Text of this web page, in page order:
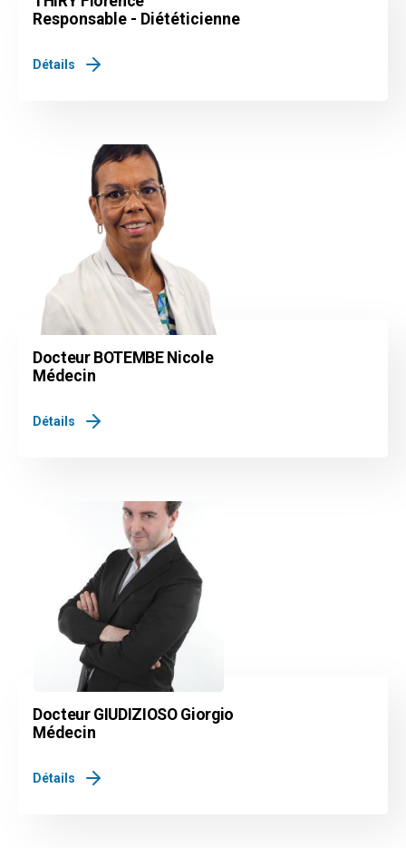
Responsable - Diététicienne
Détails
Docteur BOTEMBE Nicole
Médecin
Détails
Docteur GIUDIZIOSO Giorgio
Médecin
Détails